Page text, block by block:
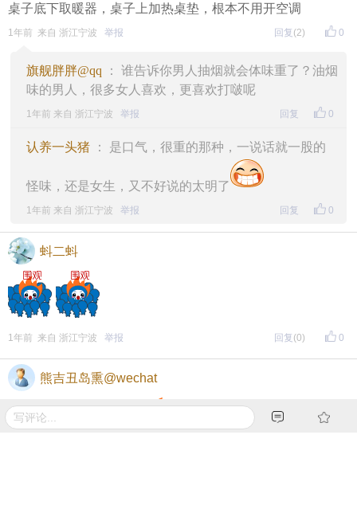
桌子底下取暖器，桌子上加热桌垫，根本不用开空调
0
1年前 来自 浙江宁波 举报 回复 (2)
旗舰胖胖@qq ： 谁告诉你男人抽烟就会体味重了？油烟
味的男人，很多女人喜欢，更喜欢打啵呢
0
1年前 来自 浙江宁波 举报 回复
认养一头猪 ： 是口气，很重的那种，一说话就一股的
怪味，还是女生，又不好说的太明了
0
1年前 来自 浙江宁波 举报 回复
蚪二蚪
0
1年前 来自 浙江宁波 举报 回复 (0)
熊吉丑岛熏@wechat